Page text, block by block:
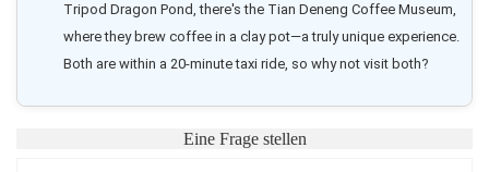
Tripod Dragon Pond, there's the Tian Deneng Coffee Museum,
where they brew coffee in a clay pot—a truly unique experience.
Both are within a 20-minute taxi ride, so why not visit both?
Eine Frage stellen